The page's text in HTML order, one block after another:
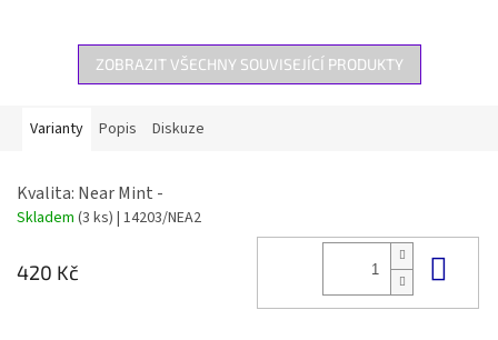
ZOBRAZIT VŠECHNY SOUVISEJÍCÍ PRODUKTY
Varianty Popis Diskuze
Kvalita: Near Mint -
Skladem (3 ks) | 14203/NEA2
420 Kč